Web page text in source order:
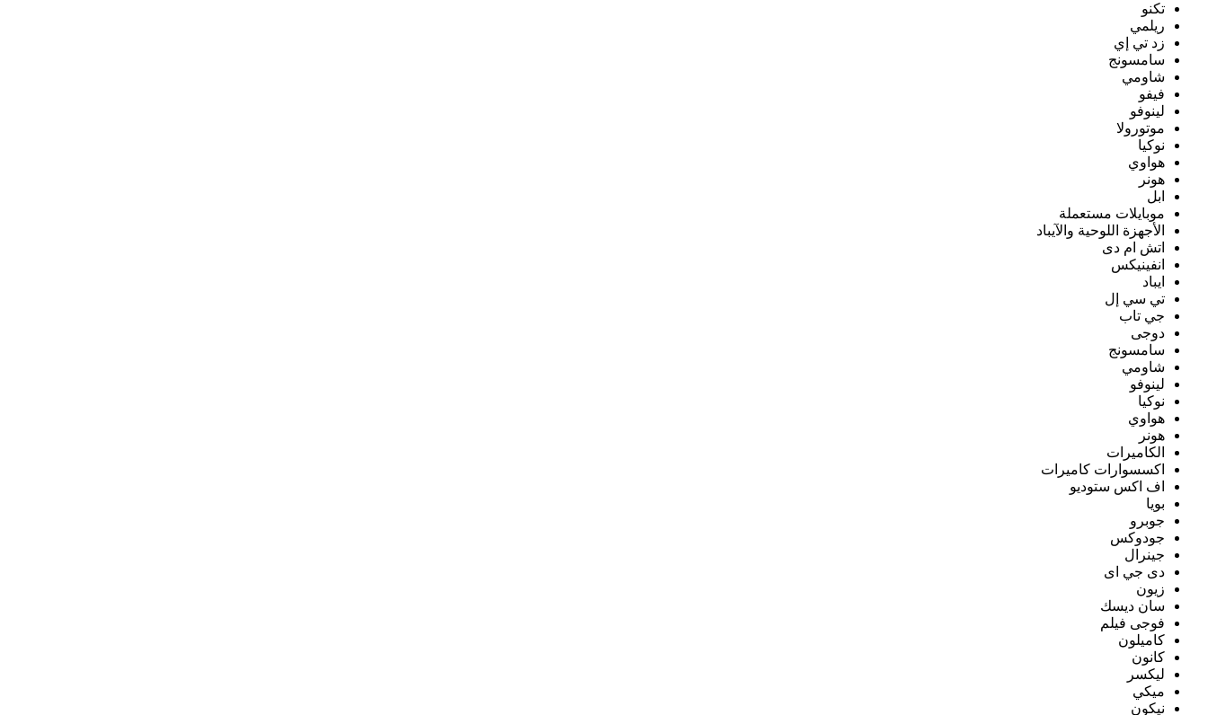
تكنو
ريلمي
زد تي إي
سامسونج
شاومي
فيفو
لينوفو
موتورولا
نوكيا
هواوي
هونر
ابل
موبايلات مستعملة
الأجهزة اللوحية والآيباد
اتش ام دى
انفينيكس
ايباد
تي سي إل
جي تاب
دوجى
سامسونج
شاومي
لينوفو
نوكيا
هواوي
هونر
الكاميرات
اكسسوارات كاميرات
اف اكس ستوديو
بويا
جوبرو
جودوكس
جينرال
دى جي اى
زيون
سان ديسك
فوجى فيلم
كاميلون
كانون
ليكسر
ميكي
نيكون